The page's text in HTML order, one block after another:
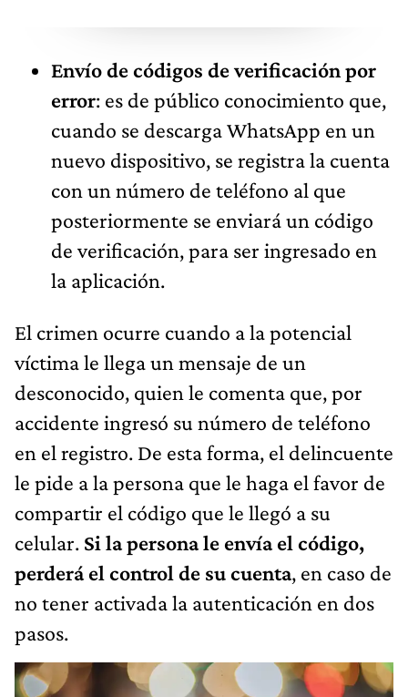
Envío de códigos de verificación por
error: es de público conocimiento que,
cuando se descarga WhatsApp en un
nuevo dispositivo, se registra la cuenta
con un número de teléfono al que
posteriormente se enviará un código
de verificación, para ser ingresado en
la aplicación.
El crimen ocurre cuando a la potencial
víctima le llega un mensaje de un
desconocido, quien le comenta que, por
accidente ingresó su número de teléfono
en el registro. De esta forma, el delincuente
le pide a la persona que le haga el favor de
compartir el código que le llegó a su
celular. Si la persona le envía el código,
perderá el control de su cuenta, en caso de
no tener activada la autenticación en dos
pasos.